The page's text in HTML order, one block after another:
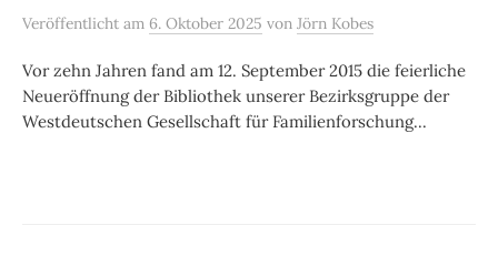
Veröffentlicht am 6. Oktober 2025 von Jörn Kobes
Vor zehn Jahren fand am 12. September 2015 die feierliche
Neueröffnung der Bibliothek unserer Bezirksgruppe der
Westdeutschen Gesellschaft für Familienforschung...